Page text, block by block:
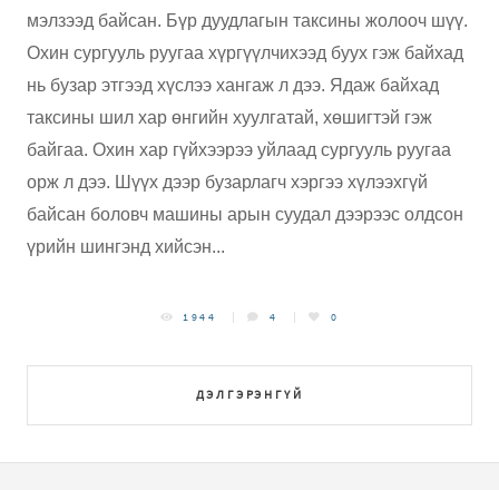
мэлзээд байсан. Бүр дуудлагын таксины жолооч шүү.
Охин сургууль руугаа хүргүүлчихээд буух гэж байхад
нь бузар этгээд хүслээ хангаж л дээ. Ядаж байхад
таксины шил хар өнгийн хуулгатай, хөшигтэй гэж
байгаа. Охин хар гүйхээрээ уйлаад сургууль руугаа
орж л дээ. Шүүх дээр бузарлагч хэргээ хүлээхгүй
байсан боловч машины арын суудал дээрээс олдсон
үрийн шингэнд хийсэн...
ДЭЛГЭРЭНГҮЙ
1944 4 0